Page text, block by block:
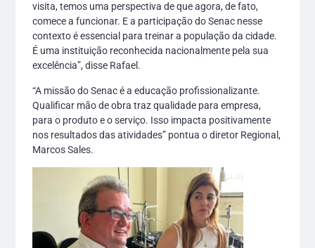
visita, temos uma perspectiva de que agora, de fato,
comece a funcionar. E a participação do Senac nesse
contexto é essencial para treinar a população da cidade.
É uma instituição reconhecida nacionalmente pela sua
excelência”, disse Rafael.
“A missão do Senac é a educação profissionalizante.
Qualificar mão de obra traz qualidade para empresa,
para o produto e o serviço. Isso impacta positivamente
nos resultados das atividades” pontua o diretor Regional,
Marcos Sales.